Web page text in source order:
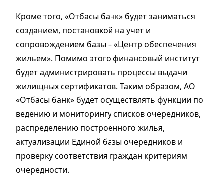
Кроме того, «Отбасы банк» будет заниматься
созданием, постановкой на учет и
сопровождением базы – «Центр обеспечения
жильем». Помимо этого финансовый институт
будет администрировать процессы выдачи
жилищных сертификатов. Таким образом, АО
«Отбасы банк» будет осуществлять функции по
ведению и мониторингу списков очередников,
распределению построенного жилья,
актуализации Единой базы очередников и
проверку соответствия граждан критериям
очередности.